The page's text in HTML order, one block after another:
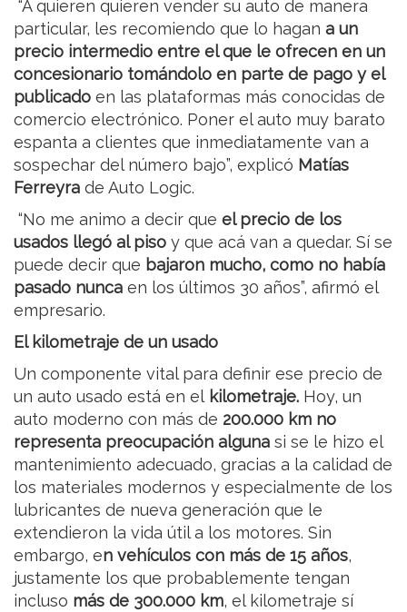
“A quieren quieren vender su auto de manera
particular, les recomiendo que lo hagan a un
precio intermedio entre el que le ofrecen en un
concesionario tomándolo en parte de pago y el
publicado en las plataformas más conocidas de
comercio electrónico. Poner el auto muy barato
espanta a clientes que inmediatamente van a
sospechar del número bajo”, explicó Matías
Ferreyra de Auto Logic.
“No me animo a decir que el precio de los
usados llegó al piso y que acá van a quedar. Sí se
puede decir que bajaron mucho, como no había
pasado nunca en los últimos 30 años”, afirmó el
empresario.
El kilometraje de un usado
Un componente vital para definir ese precio de
un auto usado está en el kilometraje. Hoy, un
auto moderno con más de 200.000 km no
representa preocupación alguna si se le hizo el
mantenimiento adecuado, gracias a la calidad de
los materiales modernos y especialmente de los
lubricantes de nueva generación que le
extendieron la vida útil a los motores. Sin
embargo, en vehículos con más de 15 años,
justamente los que probablemente tengan
incluso más de 300.000 km, el kilometraje sí